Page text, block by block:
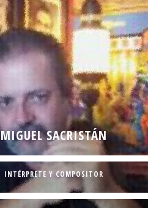
MIGUEL SACRISTÁN
INTÉRPRETE Y COMPOSITOR